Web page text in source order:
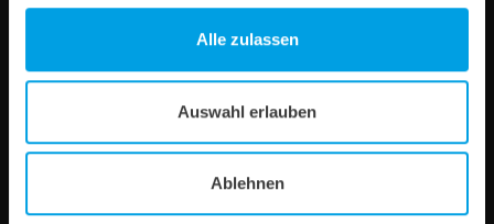
Alle zulassen
Auswahl erlauben
Ablehnen